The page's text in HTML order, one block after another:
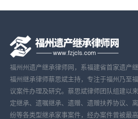
福州州遗产继承律师网，系福建省首家遗产
福州继承律师蔡思斌主持，专注于福州乃至
议案件办理及研究。蔡思斌律师团队组建以
定继承、遗嘱继承、遗赠、遗赠扶养协议、
纷等各类型继承家事案件，经办案件曾被最